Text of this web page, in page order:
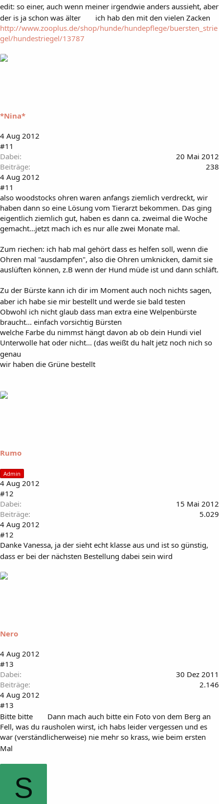
edit: so einer, auch wenn meiner irgendwie anders aussieht, aber
der is ja schon was älter
ich hab den mit den vielen Zacken
http://www.zooplus.de/shop/hunde/hundepflege/buersten_strie
gel/hundestriegel/13787
*Nina*
4 Aug 2012
#11
Dabei
20 Mai 2012
Beiträge
238
4 Aug 2012
#11
also woodstocks ohren waren anfangs ziemlich verdreckt, wir
haben dann so eine Lösung vom Tierarzt bekommen. Das ging
eigentlich ziemlich gut, haben es dann ca. zweimal die Woche
gemacht...jetzt mach ich es nur alle zwei Monate mal.
Zum riechen: ich hab mal gehört dass es helfen soll, wenn die
Ohren mal "ausdampfen", also die Ohren umknicken, damit sie
auslüften können, z.B wenn der Hund müde ist und dann schläft.
Zu der Bürste kann ich dir im Moment auch noch nichts sagen,
aber ich habe sie mir bestellt und werde sie bald testen
Obwohl ich nicht glaub dass man extra eine Welpenbürste
braucht... einfach vorsichtig Bürsten
welche Farbe du nimmst hängt davon ab ob dein Hundi viel
Unterwolle hat oder nicht... (das weißt du halt jetz noch nich so
genau
wir haben die Grüne bestellt
Rumo
Admin
4 Aug 2012
#12
Dabei
15 Mai 2012
Beiträge
5.029
4 Aug 2012
#12
Danke Vanessa, ja der sieht echt klasse aus und ist so günstig,
dass er bei der nächsten Bestellung dabei sein wird
Nero
4 Aug 2012
#13
Dabei
30 Dez 2011
Beiträge
2.146
4 Aug 2012
#13
Bitte bitte
Dann mach auch bitte ein Foto von dem Berg an
Fell, was du rausholen wirst, ich habs leider vergessen und es
war (verständlicherweise) nie mehr so krass, wie beim ersten
Mal
S